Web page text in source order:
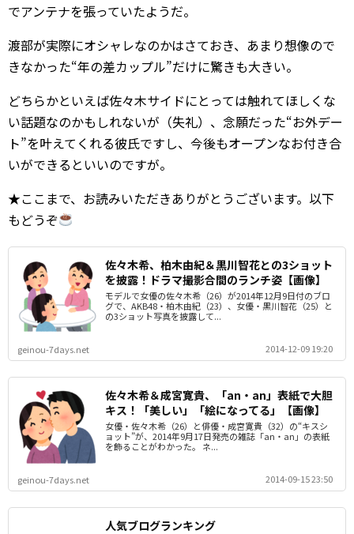
でアンテナを張っていたようだ。
渡部が実際にオシャレなのかはさておき、あまり想像ので
きなかった“年の差カップル”だけに驚きも大きい。
どちらかといえば佐々木サイドにとっては触れてほしくな
い話題なのかもしれないが（失礼）、念願だった“お外デー
ト”を叶えてくれる彼氏ですし、今後もオープンなお付き合
いができるといいのですが。
★ここまで、お読みいただきありがとうございます。以下
もどうぞ
佐々木希、柏木由紀＆黒川智花との3ショット
を披露！ドラマ撮影合間のランチ姿【画像】
モデルで女優の佐々木希（26）が2014年12月9日付のブロ
グで、AKB48・柏木由紀（23）、女優・黒川智花（25）と
の3ショット写真を披露して...
geinou-7days.net 2014-12-09 19:20
佐々木希＆成宮寛貴、「an・an」表紙で大胆
キス！「美しい」「絵になってる」【画像】
女優・佐々木希（26）と俳優・成宮寛貴（32）の“キスシ
ョット”が、2014年9月17日発売の雑誌「an・an」の表紙
を飾ることがわかった。 ネ...
geinou-7days.net 2014-09-15 23:50
人気ブログランキング